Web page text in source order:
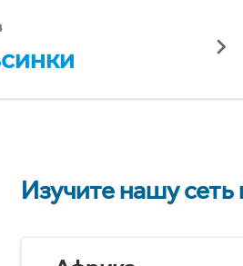
Изучите нашу